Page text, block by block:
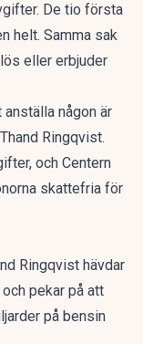
De tio första
helt. Samma sak
eller erbjuder
någon är
Ringqvist.
, och Centern
skattefria för
Ringqvist hävdar
pekar på att
på bensin